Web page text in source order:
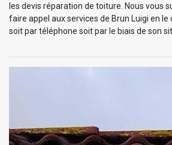
les devis réparation de toiture. Nous vous
faire appel aux services de Brun Luigi en
soit par téléphone soit par le biais de son